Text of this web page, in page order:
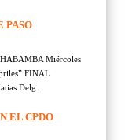
PASO
Miércoles
FINAL
Delg...
EL CPDO